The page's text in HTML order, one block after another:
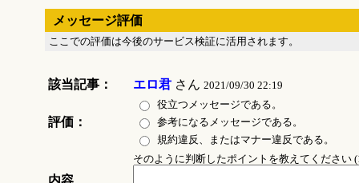
メッセージ評価
ここでの評価は今後のサービス検証に活用されます。
該当記事： エロ君さん 2021/09/30 22:19
評価：
役立つメッセージである。
参考になるメッセージである。
規約違反、またはマナー違反である。
内容
そのように判断したポイントを教えてください